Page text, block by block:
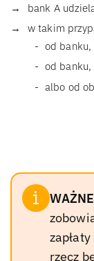
bank A
w takim
od banku,
od banku,
albo od
WAŻNE
rzecz